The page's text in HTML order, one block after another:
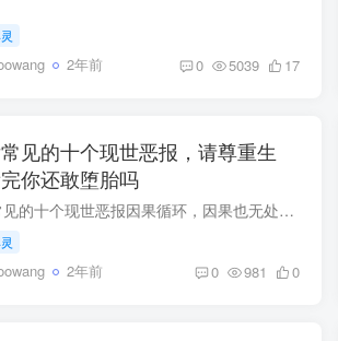
2年前 0 5039 17
见的十个现世恶报，请尊重生
你还敢堕胎吗
堕胎后常见的十个现世恶报因果循环，因果也无处不在，堕胎是杀生，也是杀子行为，假如你选择了堕胎，那么以下的这十个现世恶报终将会发生，这些因果的到来，只是时间问题，请务必重视。这些现世...
2年前 0 981 0